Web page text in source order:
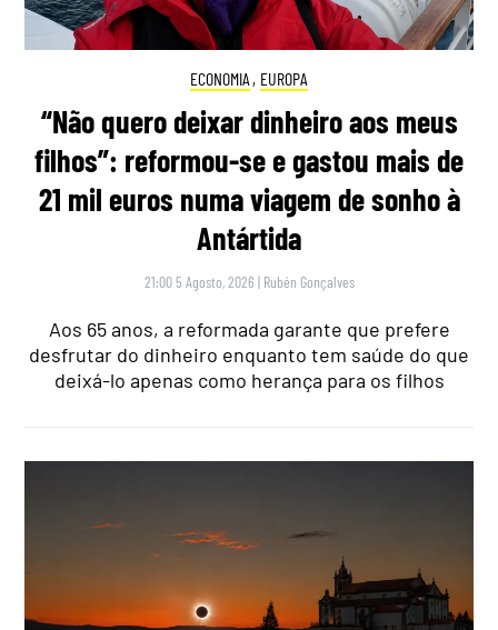
ECONOMIA , EUROPA
“Não quero deixar dinheiro aos meus
filhos”: reformou-se e gastou mais de
21 mil euros numa viagem de sonho à
Antártida
21:00 5 Agosto, 2026 | Rubén Gonçalves
Aos 65 anos, a reformada garante que prefere
desfrutar do dinheiro enquanto tem saúde do que
deixá-lo apenas como herança para os filhos